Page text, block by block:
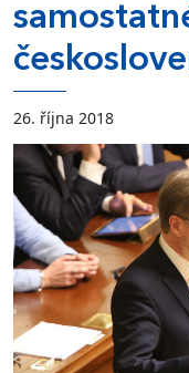
26. října 2018